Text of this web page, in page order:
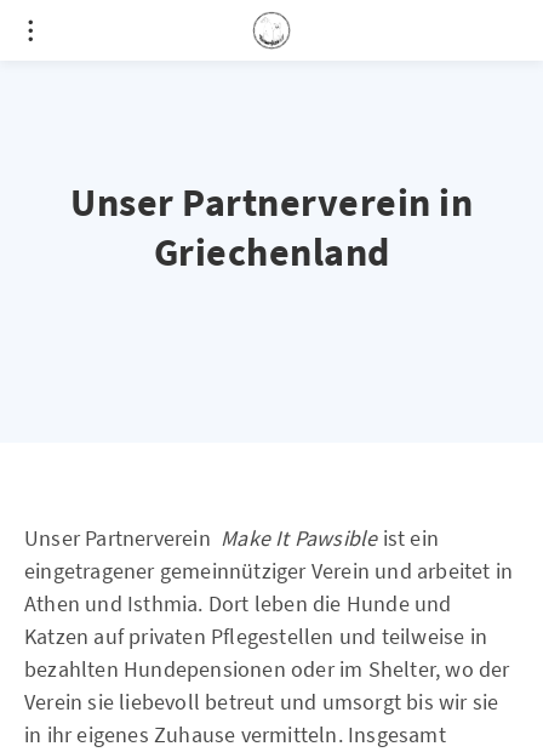
Unser Partnerverein in
Griechenland
Unser Partnerverein Make It Pawsibleist ein
eingetragener gemeinnütziger Verein und arbeitet in
Athen und Isthmia. Dort leben die Hunde und
Katzen auf privaten Pflegestellen und teilweise in
bezahlten Hundepensionen oder im Shelter, wo der
Verein sie liebevoll betreut und umsorgt bis wir sie
in ihr eigenes Zuhause vermitteln. Insgesamt